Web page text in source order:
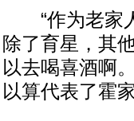
“作为老家人
除了育星，其
以去喝喜酒啊
以算代表了霍